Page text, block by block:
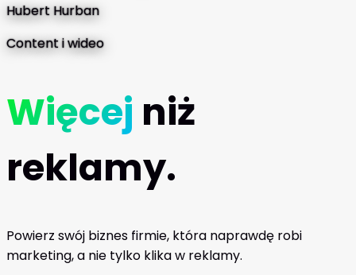
Hubert Hurban
Content i wideo
Więcej niż
reklamy.
Powierz swój biznes firmie, która naprawdę robi
marketing, a nie tylko klika w reklamy.